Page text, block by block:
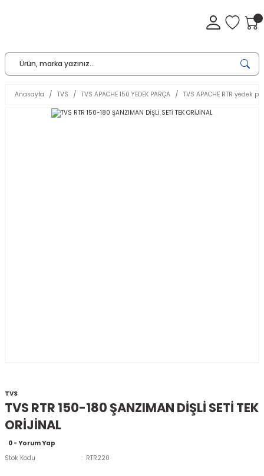
Anasayfa TVS TVS APACHE 150 YEDEK PARÇA TVS APACHE RTR yedek
TVS
TVS RTR 150-180 ŞANZIMAN DİŞLİ SETİ TEK
ORİJİNAL
0 - Yorum Yap
Stok Kodu
RTR220